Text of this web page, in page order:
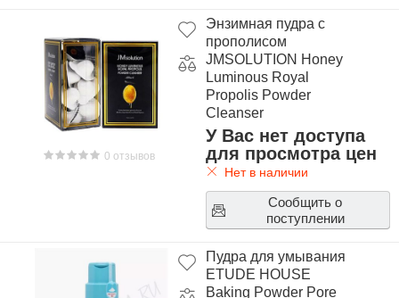
0 отзывов
Энзимная пудра с
прополисом
JMSOLUTION Honey
Luminous Royal
Propolis Powder
Cleanser
У Вас нет доступа
для просмотра цен
Нет в наличии
Сообщить о
поступлении
Пудра для умывания
ETUDE HOUSE
Baking Powder Pore